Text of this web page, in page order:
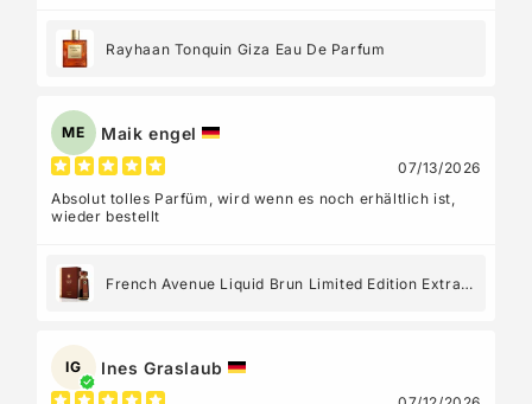
Rayhaan Tonquin Giza Eau De Parfum
ME Maik engel
07/13/2026
Absolut tolles Parfüm, wird wenn es noch erhältlich ist,
wieder bestellt
French Avenue Liquid Brun Limited Edition Extrait
IG Ines Graslaub